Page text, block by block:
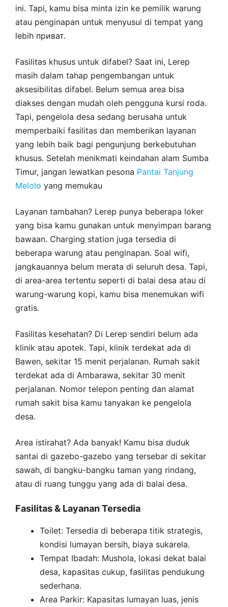
ini. Tapi, kamu bisa minta izin ke pemilik warung
atau penginapan untuk menyusui di tempat yang
lebih приват.
Fasilitas khusus untuk difabel? Saat ini, Lerep
masih dalam tahap pengembangan untuk
aksesibilitas difabel. Belum semua area bisa
diakses dengan mudah oleh pengguna kursi roda.
Tapi, pengelola desa sedang berusaha untuk
memperbaiki fasilitas dan memberikan layanan
yang lebih baik bagi pengunjung berkebutuhan
khusus. Setelah menikmati keindahan alam Sumba
Timur, jangan lewatkan pesona Pantai Tanjung
Melolo yang memukau
Layanan tambahan? Lerep punya beberapa loker
yang bisa kamu gunakan untuk menyimpan barang
bawaan. Charging station juga tersedia di
beberapa warung atau penginapan. Soal wifi,
jangkauannya belum merata di seluruh desa. Tapi,
di area-area tertentu seperti di balai desa atau di
warung-warung kopi, kamu bisa menemukan wifi
gratis.
Fasilitas kesehatan? Di Lerep sendiri belum ada
klinik atau apotek. Tapi, klinik terdekat ada di
Bawen, sekitar 15 menit perjalanan. Rumah sakit
terdekat ada di Ambarawa, sekitar 30 menit
perjalanan. Nomor telepon penting dan alamat
rumah sakit bisa kamu tanyakan ke pengelola
desa.
Area istirahat? Ada banyak! Kamu bisa duduk
santai di gazebo-gazebo yang tersebar di sekitar
sawah, di bangku-bangku taman yang rindang,
atau di ruang tunggu yang ada di balai desa.
Fasilitas & Layanan Tersedia
Toilet: Tersedia di beberapa titik strategis,
kondisi lumayan bersih, biaya sukarela.
Tempat Ibadah: Mushola, lokasi dekat balai
desa, kapasitas cukup, fasilitas pendukung
sederhana.
Area Parkir: Kapasitas lumayan luas, jenis